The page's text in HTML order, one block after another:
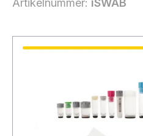
Artikelnummer: iSWAB